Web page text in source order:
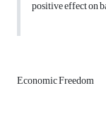
positive effect on
Economic Freedom